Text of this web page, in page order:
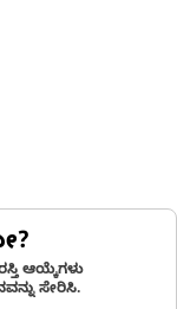
ಆಯ್ಕೆಗಳು
ಸೇರಿಸಿ.